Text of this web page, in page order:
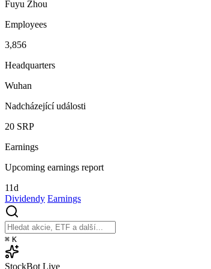
Fuyu Zhou
Employees
3,856
Headquarters
Wuhan
Nadcházející události
20 SRP
Earnings
Upcoming earnings report
11d
Dividendy Earnings
⌘ K
StockBot Live